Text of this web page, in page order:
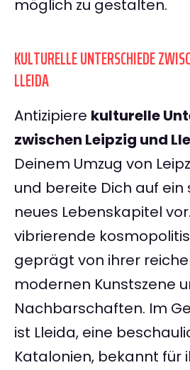
möglich zu gestalten.
KULTURELLE UNTERSCHIEDE
LLEIDA
Antizipiere kulturelle
zwischen Leipzig und
Deinem Umzug von
und bereite Dich auf
neues Lebenskapitel
vibrierende
geprägt von ihrer
modernen Kunstszene
Nachbarschaften. Im
ist Lleida, eine
Katalonien, bekannt für